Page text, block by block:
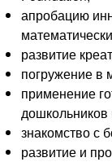
апробацию
развитие
погружение в
применение
знакомство с
развитие и